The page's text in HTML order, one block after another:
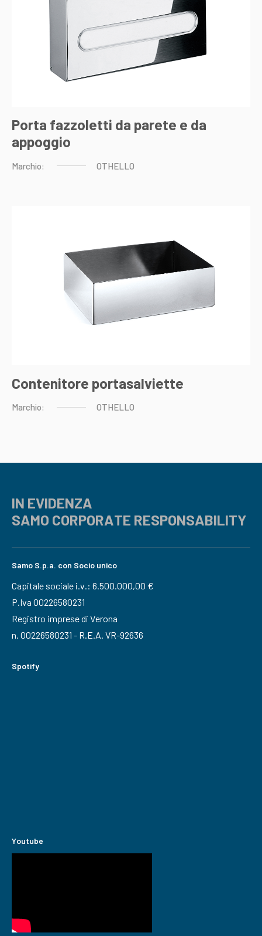
Porta fazzoletti da parete e da
appoggio
Marchio: OTHELLO
Contenitore portasalviette
Marchio: OTHELLO
IN EVIDENZA
SAMO CORPORATE RESPONSABILITY
Samo S.p.a. con Socio unico
Capitale sociale i.v.: 6.500.000,00 €
P.Iva 00226580231
Registro imprese di Verona
n. 00226580231 - R.E.A. VR-92636
Spotify
Youtube